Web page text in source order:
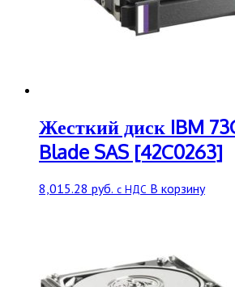
Жесткий диск IBM
Blade SAS [42C0263]
8,015.28 руб. с НДС В корзину